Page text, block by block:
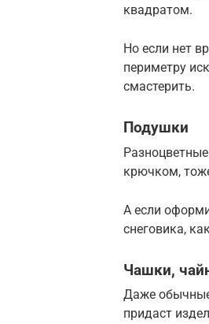
квадратом.
Но если нет
периметру
смастерить.
Подушки
крючком,
А если
снеговика,
Чашки,
Даже
придаст